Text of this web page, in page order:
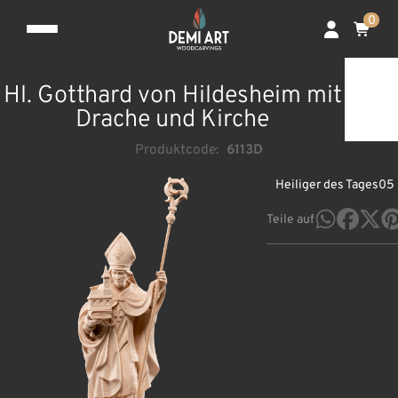
0
Hl. Gotthard von Hildesheim mit
Drache und Kirche
Produktcode: 6113D
Heiliger des Tages05
Teile auf